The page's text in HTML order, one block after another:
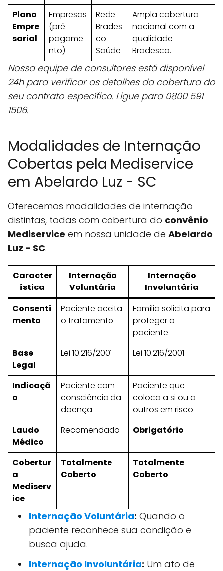
Plano
Empre
sarial
Empresas
(pré-
pagame
nto)
Rede
Brades
co
Saúde
Ampla cobertura
nacional com a
qualidade
Bradesco.
Nossa equipe de consultores está disponível
24h para verificar os detalhes da cobertura do
seu contrato específico. Ligue para 0800 591
1506.
Modalidades de Internação
Cobertas pela Mediservice
em Abelardo Luz - SC
Oferecemos modalidades de internação
distintas, todas com cobertura do convênio
Mediservice em nossa unidade de Abelardo
Luz - SC.
Caracter
ística
Internação
Voluntária
Internação
Involuntária
Consenti
mento
Paciente aceita
o tratamento
Família solicita para
proteger o
paciente
Base
Legal
Lei 10.216/2001 Lei 10.216/2001
Indicaçã
o
Paciente com
consciência da
doença
Paciente que
coloca a si ou a
outros em risco
Laudo
Médico
Recomendado Obrigatório
Cobertur
a
Mediserv
ice
Totalmente
Coberto
Totalmente
Coberto
Internação Voluntária: Quando o
paciente reconhece sua condição e
busca ajuda.
Internação Involuntária: Um ato de